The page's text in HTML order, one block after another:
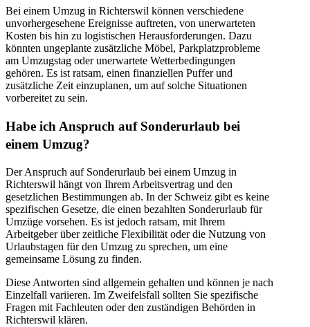
Bei einem Umzug in Richterswil können verschiedene
unvorhergesehene Ereignisse auftreten, von unerwarteten
Kosten bis hin zu logistischen Herausforderungen. Dazu
könnten ungeplante zusätzliche Möbel, Parkplatzprobleme
am Umzugstag oder unerwartete Wetterbedingungen
gehören. Es ist ratsam, einen finanziellen Puffer und
zusätzliche Zeit einzuplanen, um auf solche Situationen
vorbereitet zu sein.
Habe ich Anspruch auf Sonderurlaub bei
einem Umzug?
Der Anspruch auf Sonderurlaub bei einem Umzug in
Richterswil hängt von Ihrem Arbeitsvertrag und den
gesetzlichen Bestimmungen ab. In der Schweiz gibt es keine
spezifischen Gesetze, die einen bezahlten Sonderurlaub für
Umzüge vorsehen. Es ist jedoch ratsam, mit Ihrem
Arbeitgeber über zeitliche Flexibilität oder die Nutzung von
Urlaubstagen für den Umzug zu sprechen, um eine
gemeinsame Lösung zu finden.
Diese Antworten sind allgemein gehalten und können je nach
Einzelfall variieren. Im Zweifelsfall sollten Sie spezifische
Fragen mit Fachleuten oder den zuständigen Behörden in
Richterswil klären.